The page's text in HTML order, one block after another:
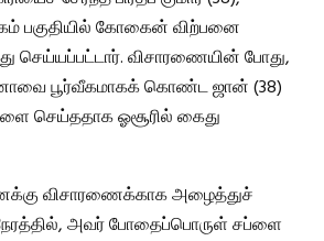
பகுதியில் கோகைன் விற்பனை
செய்யப்பட்டார். விசாரணையின் போது,
பூர்வீகமாகக் கொண்ட ஜான் (38)
செய்ததாக ஓசூரில் கைது
விசாரணைக்காக அழைத்துச்
அவர் போதைப்பொருள் சப்ளை